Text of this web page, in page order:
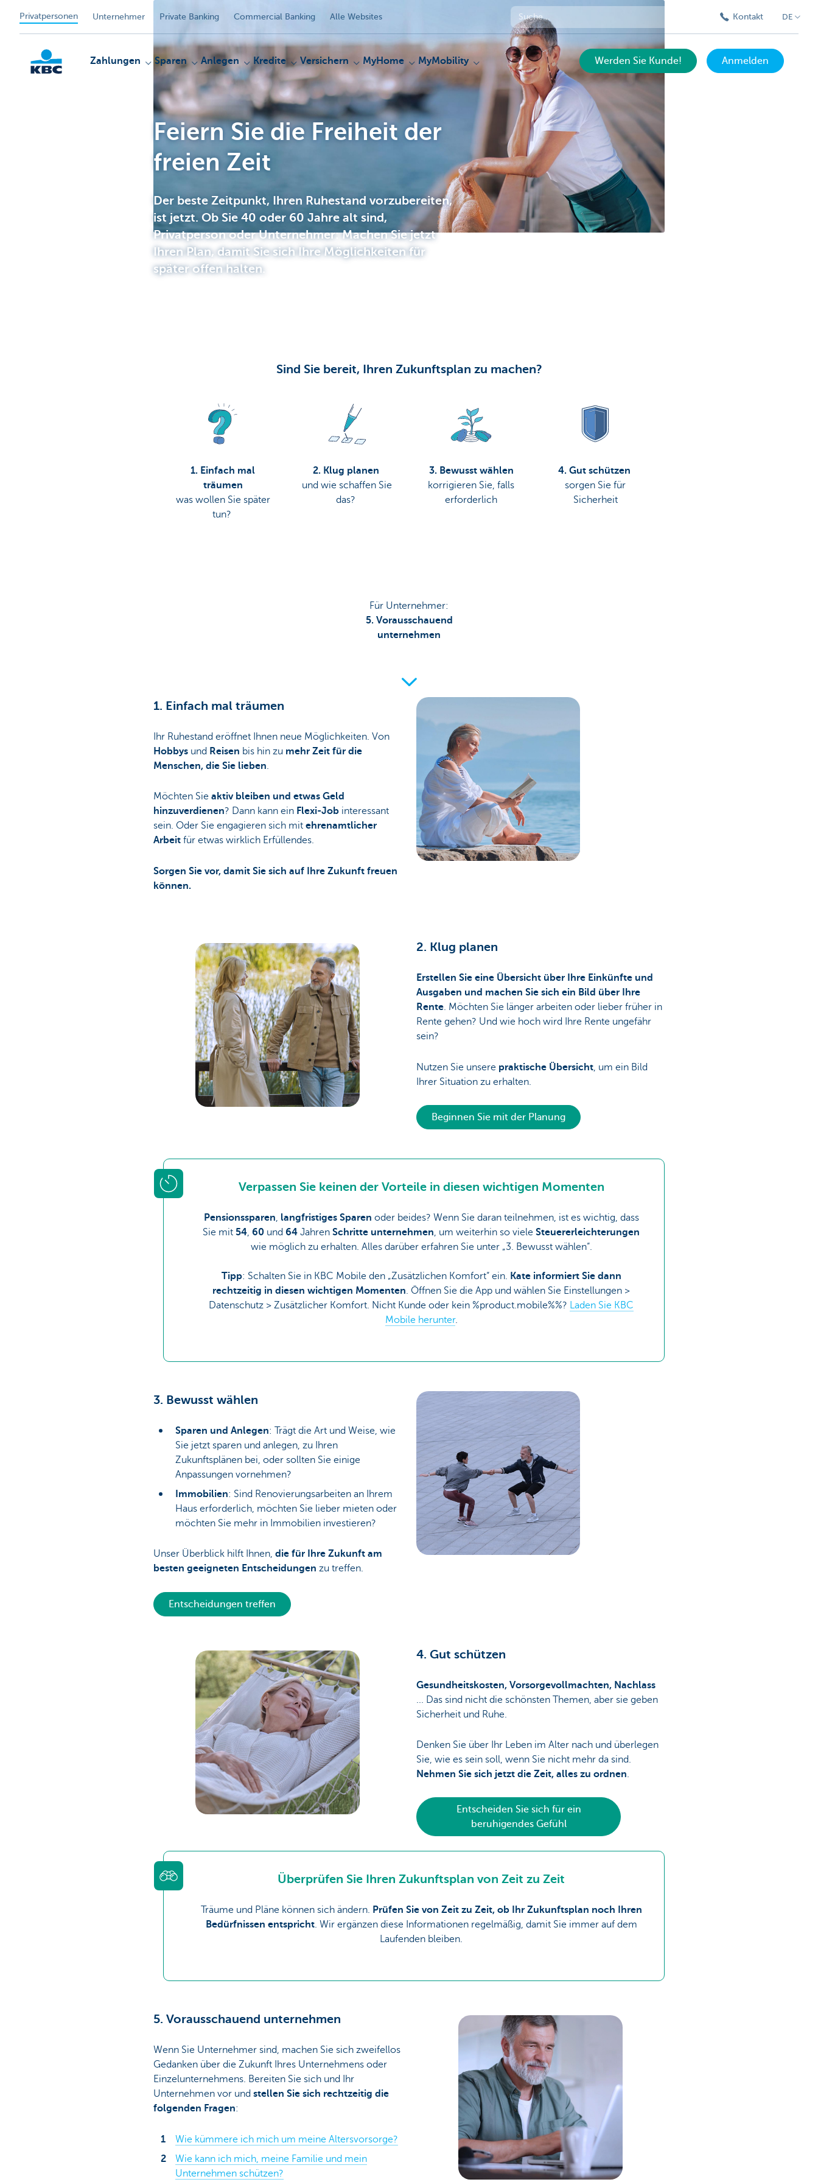
Privatpersonen Unternehmer Private Banking Commercial Banking Alle Websites Kontakt DE
Zahlungen Sparen Anlegen Kredite Versichern MyHome MyMobility Werden Sie Kunde! Anmelden
Feiern Sie die Freiheit der
freien Zeit
Der beste Zeitpunkt, Ihren Ruhestand vorzubereiten,
ist jetzt. Ob Sie 40 oder 60 Jahre alt sind,
Privatperson oder Unternehmer: Machen Sie jetzt
Ihren Plan, damit Sie sich Ihre Möglichkeiten für
später offen halten.
Sind Sie bereit, Ihren Zukunftsplan zu machen?
1. Einfach mal
träumen
was wollen Sie später
tun?
2. Klug planen
und wie schaffen Sie
das?
3. Bewusst wählen
korrigieren Sie, falls
erforderlich
4. Gut schützen
sorgen Sie für
Sicherheit
Für Unternehmer:
5. Vorausschauend
unternehmen
1. Einfach mal träumen
Ihr Ruhestand eröffnet Ihnen neue Möglichkeiten. Von
Hobbys und Reisen bis hin zu mehr Zeit für die
Menschen, die Sie lieben.
Möchten Sie aktiv bleiben und etwas Geld
hinzuverdienen? Dann kann ein Flexi-Job interessant
sein. Oder Sie engagieren sich mit ehrenamtlicher
Arbeit für etwas wirklich Erfüllendes.
Sorgen Sie vor, damit Sie sich auf Ihre Zukunft freuen
können.
2. Klug planen
Erstellen Sie eine Übersicht über Ihre Einkünfte und
Ausgaben und machen Sie sich ein Bild über Ihre
Rente. Möchten Sie länger arbeiten oder lieber früher in
Rente gehen? Und wie hoch wird Ihre Rente ungefähr
sein?
Nutzen Sie unsere praktische Übersicht , um ein Bild
Ihrer Situation zu erhalten.
Beginnen Sie mit der Planung
Verpassen Sie keinen der Vorteile in diesen wichtigen Momenten
Pensionssparen, langfristiges Sparen oder beides? Wenn Sie daran teilnehmen, ist es wichtig, dass
Sie mit 54, 60 und 64 Jahren Schritte unternehmen, um weiterhin so viele Steuererleichterungen
wie möglich zu erhalten. Alles darüber erfahren Sie unter „3. Bewusst wählen“.
Tipp: Schalten Sie in KBC Mobile den „Zusätzlichen Komfort“ ein. Kate informiert Sie dann
rechtzeitig in diesen wichtigen Momenten. Öffnen Sie die App und wählen Sie Einstellungen >
Datenschutz > Zusätzlicher Komfort. Nicht Kunde oder kein %product.mobile%%? Laden Sie KBC
Mobile herunter.
3. Bewusst wählen
Sparen und Anlegen: Trägt die Art und Weise, wie
Sie jetzt sparen und anlegen, zu Ihren
Zukunftsplänen bei, oder sollten Sie einige
Anpassungen vornehmen?
Immobilien: Sind Renovierungsarbeiten an Ihrem
Haus erforderlich, möchten Sie lieber mieten oder
möchten Sie mehr in Immobilien investieren?
Unser Überblick hilft Ihnen, die für Ihre Zukunft am
besten geeigneten Entscheidungen zu treffen.
Entscheidungen treffen
4. Gut schützen
Gesundheitskosten, Vorsorgevollmachten, Nachlass
... Das sind nicht die schönsten Themen, aber sie geben
Sicherheit und Ruhe.
Denken Sie über Ihr Leben im Alter nach und überlegen
Sie, wie es sein soll, wenn Sie nicht mehr da sind.
Nehmen Sie sich jetzt die Zeit, alles zu ordnen.
Entscheiden Sie sich für ein
beruhigendes Gefühl
Überprüfen Sie Ihren Zukunftsplan von Zeit zu Zeit
Träume und Pläne können sich ändern. Prüfen Sie von Zeit zu Zeit, ob Ihr Zukunftsplan noch Ihren
Bedürfnissen entspricht. Wir ergänzen diese Informationen regelmäßig, damit Sie immer auf dem
Laufenden bleiben.
5. Vorausschauend unternehmen
Wenn Sie Unternehmer sind, machen Sie sich zweifellos
Gedanken über die Zukunft Ihres Unternehmens oder
Einzelunternehmens. Bereiten Sie sich und Ihr
Unternehmen vor und stellen Sie sich rechtzeitig die
folgenden Fragen:
Wie kümmere ich mich um meine Altersvorsorge?
Wie kann ich mich, meine Familie und mein
Unternehmen schützen?